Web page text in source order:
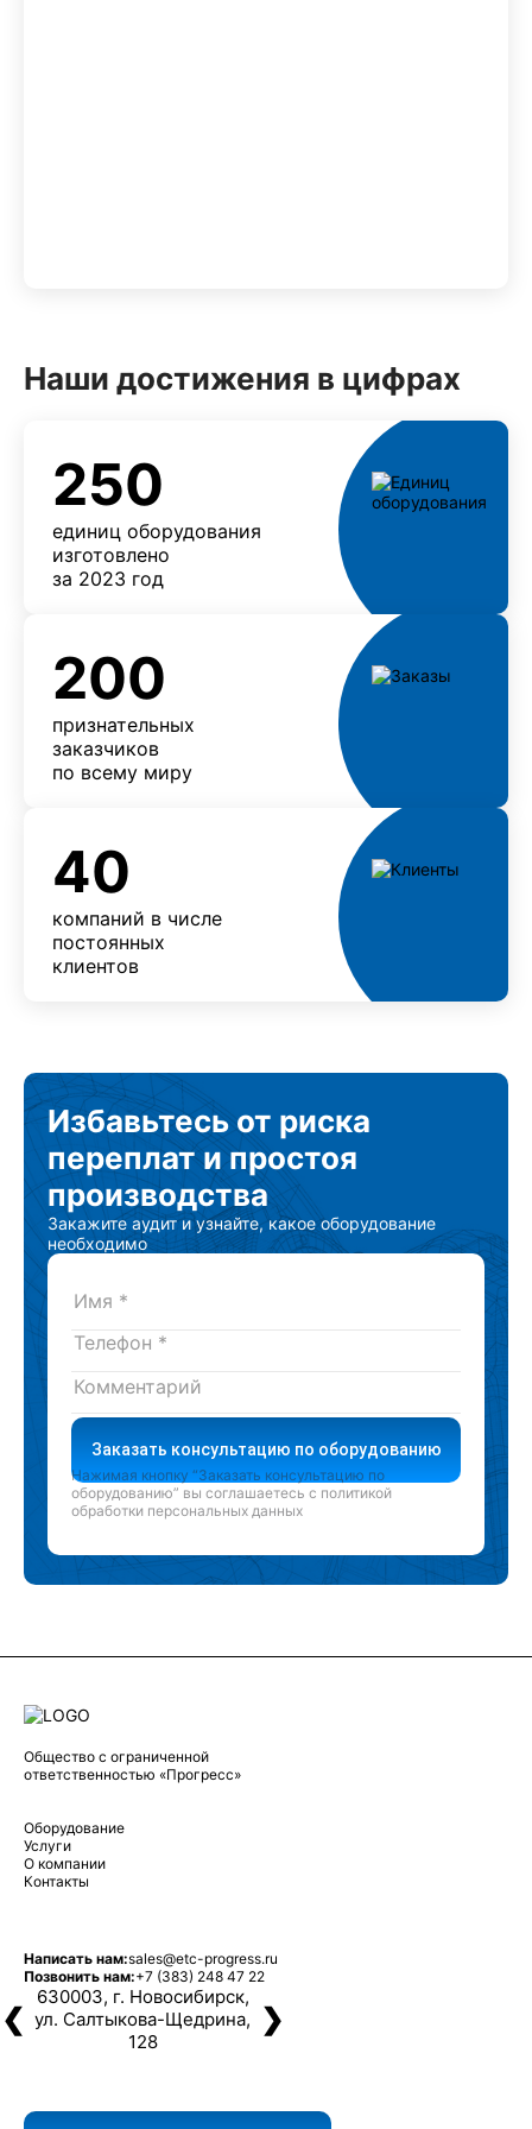
Наши достижения в цифрах
250
единиц оборудования
изготовлено
за 2023 год
200
признательных
заказчиков
по всему миру
40
компаний в числе
постоянных
клиентов
Избавьтесь от риска
переплат и простоя
производства
Закажите аудит и узнайте, какое оборудование
необходимо
Заказать консультацию по оборудованию
Нажимая кнопку “Заказать консультацию по
оборудованию” вы соглашаетесь с политикой
обработки персональных данных
Общество с ограниченной
ответственностью «Прогресс»
Оборудование
Услуги
О компании
Контакты
Написать нам:sales@etc-progress.ru
Позвонить нам:+7 (383) 248 47 22
630003, г. Новосибирск,
ул. Салтыкова-Щедрина,
128
❮ ❯